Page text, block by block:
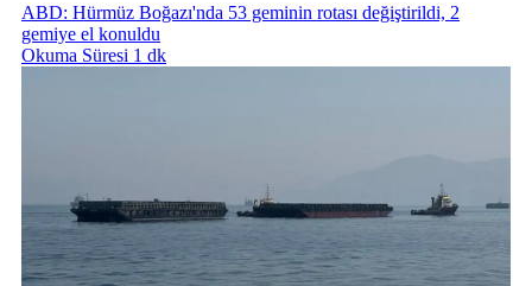
ABD: Hürmüz Boğazı'nda 53 geminin rotası değiştirildi, 2
gemiye el konuldu
Okuma Süresi 1 dk